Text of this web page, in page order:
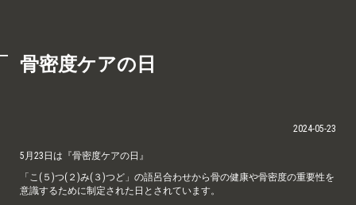
骨密度ケアの日
2024-05-23
5月23日は『骨密度ケアの日』
「こ(５)つ(２)み(３)つど」の語呂合わせから骨の健康や骨密度の重要性を
意識するために制定された日とされています。